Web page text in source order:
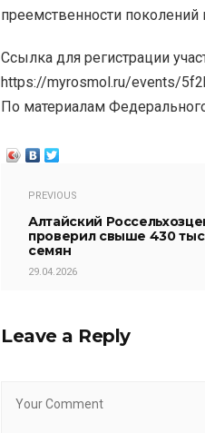
преемственности поколений
Ссылка для регистрации
https://myrosmol.ru/events/
По материалам
PREVIOUS
Алтайский
проверил свыше 430
семян
29.04.2026
Leave a Reply